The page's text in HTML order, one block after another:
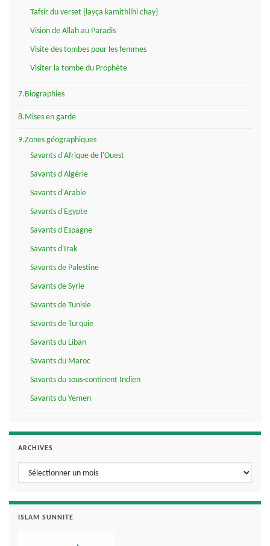
Tafsir du verset {layça kamithlihi chay}
Vision de Allah au Paradis
Visite des tombes pour les femmes
Visiter la tombe du Prophète
7.Biographies
8.Mises en garde
9.Zones géographiques
Savants d'Afrique de l'Ouest
Savants d'Algérie
Savants d'Arabie
Savants d'Egypte
Savants d'Espagne
Savants d'Irak
Savants de Palestine
Savants de Syrie
Savants de Tunisie
Savants de Turquie
Savants du Liban
Savants du Maroc
Savants du sous-continent Indien
Savants du Yemen
ARCHIVES
Archives
ISLAM SUNNITE